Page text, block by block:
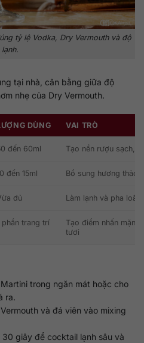
tỷ lệ Vodka, Dry Vermouth và độ
lạnh.
tại nhà, cân bằng giữa độ
nhẹ của Dry Vermouth.
DÙNG VAI TRÒ
đến 60ml Tạo nền rượu sạch,
đến 15ml Bổ sung hương thảo
đủ Làm lạnh và pha
phần trang trí
Tạo điểm nhấn mặn
tươi
trong ngăn mát hoặc cho
ra.
và đá viên vào mixing
giây để cocktail lạnh sâu và